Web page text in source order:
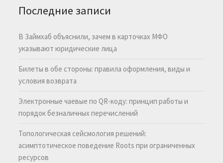
Последние записи
В Займхаб объяснили, зачем в карточках МФО
указывают юридические лица
Билеты в обе стороны: правила оформления, виды и
условия возврата
Электронные чаевые по QR-коду: принцип работы и
порядок безналичных перечислений
Топологическая сейсмология решений:
асимптотическое поведение Roots при ограниченных
ресурсов